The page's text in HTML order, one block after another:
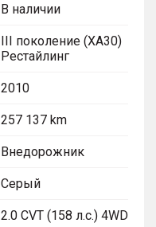
В наличии
III поколение (XA30)
Рестайлинг
2010
257 137 km
Внедорожник
Серый
2.0 CVT (158 л.с.) 4WD